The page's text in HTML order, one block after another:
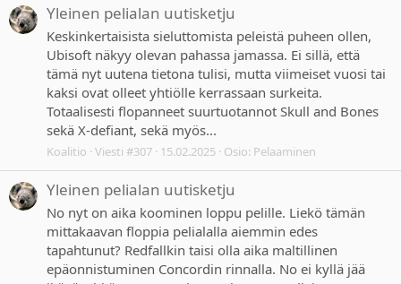
Yleinen pelialan uutisketju
Keskinkertaisista sieluttomista peleistä puheen ollen,
Ubisoft näkyy olevan pahassa jamassa. Ei sillä, että
tämä nyt uutena tietona tulisi, mutta viimeiset vuosi tai
kaksi ovat olleet yhtiölle kerrassaan surkeita.
Totaalisesti flopanneet suurtuotannot Skull and Bones
sekä X-defiant, sekä myös...
Koalitio Viesti #307 15.02.2025 Osio: Pelaaminen
Yleinen pelialan uutisketju
No nyt on aika koominen loppu pelille. Liekö tämän
mittakaavan floppia pelialalla aiemmin edes
tapahtunut? Redfallkin taisi olla aika maltillinen
epäonnistuminen Concordin rinnalla. No ei kyllä jää